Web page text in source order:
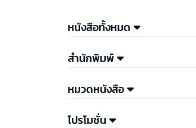
หนังสือทั้งหมด
สำนักพิมพ์
หมวดหนังสือ
โปรโมชั่น